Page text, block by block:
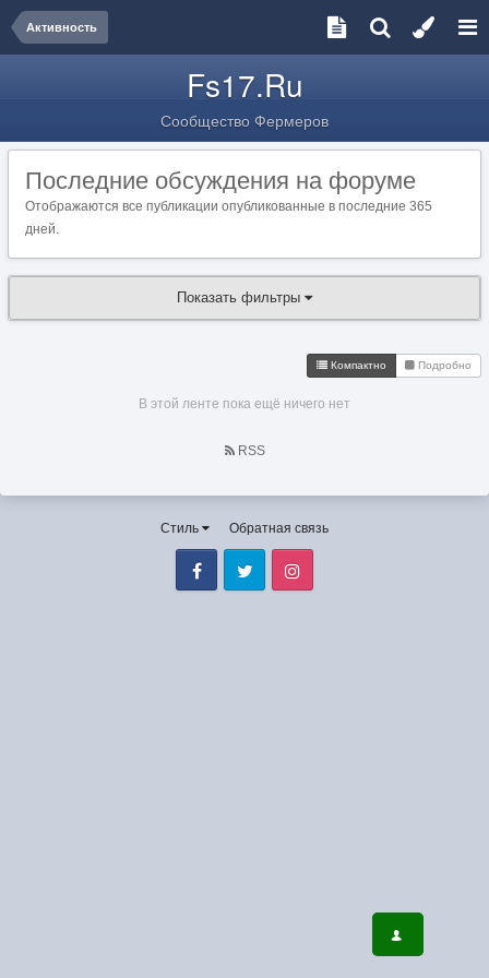
Активность
Fs17.Ru
Сообщество Фермеров
Последние обсуждения на форуме
Отображаются все публикации опубликованные в последние 365
дней.
Показать фильтры
Компактно Подробно
В этой ленте пока ещё ничего нет
RSS
Стиль Обратная связь
Facebook Twitter